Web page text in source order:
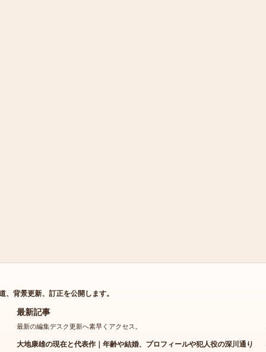
背景更新、訂正を公開します。
最新記事
最新の編集デスク更新へ素早くアクセス。